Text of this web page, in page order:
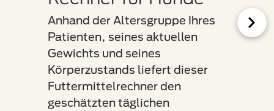
Anhand der Altersgruppe Ihres
Patienten, seines aktuellen
Gewichts und seines
Körperzustands liefert dieser
Futtermittelrechner den
geschätzten täglichen
Ein